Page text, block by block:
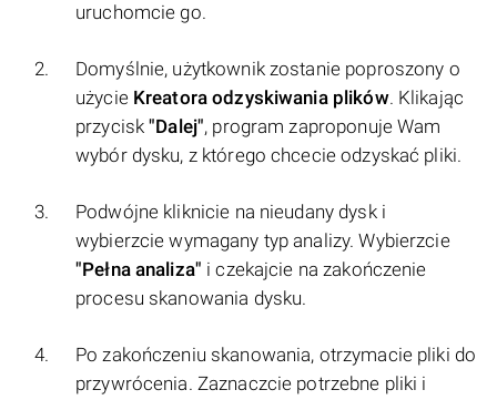
uruchomcie go.
Domyślnie, użytkownik zostanie poproszony o
użycie Kreatora odzyskiwania plików. Klikając
przycisk"Dalej", program zaproponuje Wam
wybór dysku, z którego chcecie odzyskać pliki.
Podwójne kliknicie na nieudany dysk i
wybierzcie wymagany typ analizy. Wybierzcie
"Pełna analiza" i czekajcie na zakończenie
procesu skanowania dysku.
Po zakończeniu skanowania, otrzymacie pliki do
przywrócenia. Zaznaczcie potrzebne pliki i